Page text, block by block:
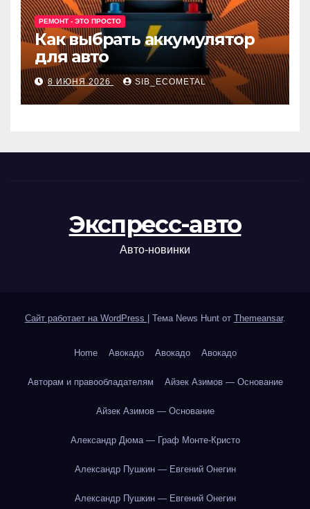
РЕМОНТ - ЭТО ПРОСТО
Как выбрать аккумулятор
для авто
8 ИЮНЯ 2026 SIB_ECOMETAL
Экспресс-авто
Авто-новинки
Сайт работает на WordPress Тема News Hunt от Themeansar.
Home Авокадо Авокадо Авокадо
Авторам и правообладателям Айзек Азимов — Основание
Айзек Азимов — Основание
Александр Дюма — Граф Монте-Кристо
Александр Пушкин — Евгений Онегин
Александр Пушкин — Евгений Онегин